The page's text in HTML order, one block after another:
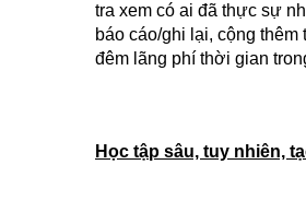
tra xem có ai đã thực sự
báo cáo/ghi lại, cộng thêm
đêm lãng phí thời gian
Học tập sâu, tuy nhiên,